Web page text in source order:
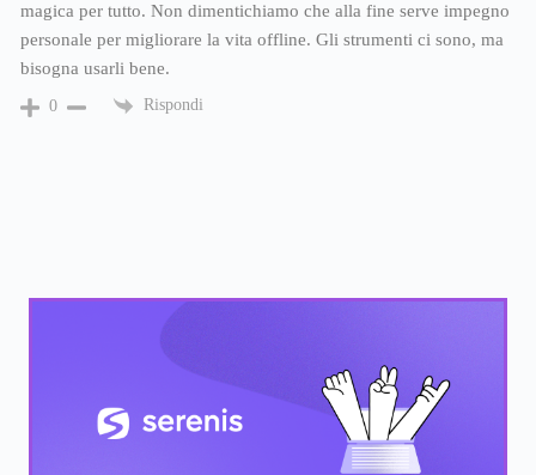
magica per tutto. Non dimentichiamo che alla fine serve impegno
personale per migliorare la vita offline. Gli strumenti ci sono, ma
bisogna usarli bene.
0 Rispondi